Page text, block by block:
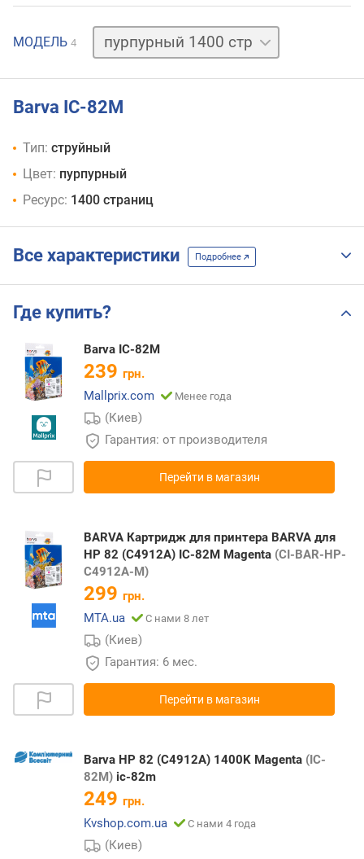
МОДЕЛЬ 4
голубой
1400 стр
черный
Barva IC-82M
Тип: струйный
Цвет: пурпурный
Ресурс: 1400 страниц
Все характеристики Подробнее
Где купить?
Barva IC-82M
239 грн.
Mallprix.com
Менее года
(Киев)
Гарантия: от производителя
Перейти в магазин
BARVA Картридж для принтера BARVA для
HP 82 (C4912A) IC-82M Magenta (CI-BAR-HP-
C4912A-M)
299 грн.
MTA.ua
С нами 8 лет
(Киев)
Гарантия: 6 мес.
Перейти в магазин
Barva HP 82 (C4912A) 1400K Magenta (IC-
82M) ic-82m
249 грн.
Kvshop.com.ua
С нами 4 года
(Киев)